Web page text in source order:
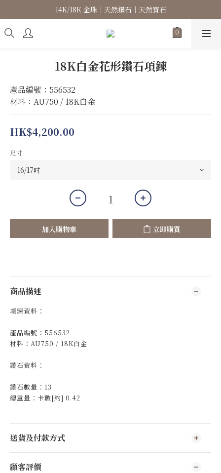
高級珠寶｜專屬訂製｜珠寶維修
14K/18K 金珠｜天然鑽石｜天然寶石
高級珠寶｜專屬訂製｜珠寶維修
18K白金花形鑽石項鍊
產品編號：556532
材料：AU750 / 18K白金
HK$4,200.00
尺寸
加入購物車 立即購買
商品描述
項鍊資料：
產品編號：556532
材料：AU750 / 18K白金
鑽石資料：
鑽石數量：13
總重量：卡數[約] 0.42
送貨及付款方式
顧客評價